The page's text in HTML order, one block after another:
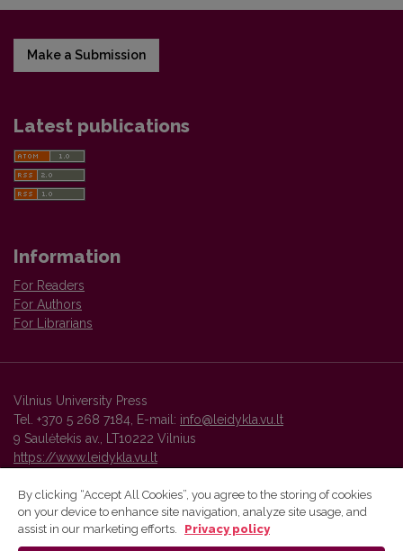
Make a Submission
Latest publications
Information
For Readers
For Authors
For Librarians
Vilnius University Press
Tel. +370 5 268 7184, E-mail: info@leidykla.vu.lt
9 Saulėtekis av., LT10222 Vilnius
https://www.leidykla.vu.lt
Vilnius University Press platform and metadata are distributed by
By clicking “Accept All Cookies”, you agree to the storing of cookies
on your device to enhance site navigation, analyze site usage, and
assist in our marketing efforts.
Privacy policy